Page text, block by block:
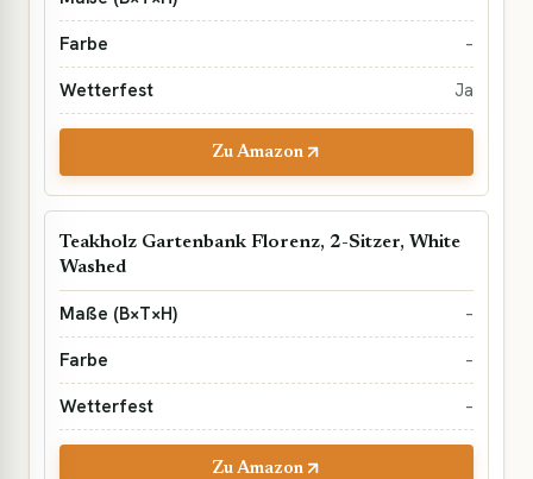
–
Ja
Zu Amazon
Teakholz Gartenbank Florenz, 2-Sitzer, White
Washed
–
–
–
Zu Amazon